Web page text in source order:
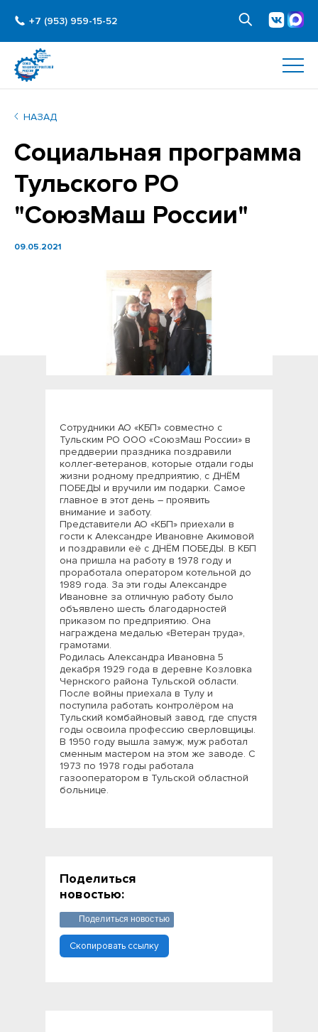
+7 (953) 959-15-52
НАЗАД
Социальная программа
Тульского РО
"СоюзМаш России"
09.05.2021
Сотрудники АО «КБП» совместно с
Тульским РО ООО «СоюзМаш России» в
преддверии праздника поздравили
коллег-ветеранов, которые отдали годы
жизни родному предприятию, с ДНЁМ
ПОБЕДЫ и вручили им подарки. Самое
главное в этот день – проявить
внимание и заботу.
Представители АО «КБП» приехали в
гости к Александре Ивановне Акимовой
и поздравили её с ДНЁМ ПОБЕДЫ. В КБП
она пришла на работу в 1978 году и
проработала оператором котельной до
1989 года. За эти годы Александре
Ивановне за отличную работу было
объявлено шесть благодарностей
приказом по предприятию. Она
награждена медалью «Ветеран труда»,
грамотами.
Родилась Александра Ивановна 5
декабря 1929 года в деревне Козловка
Чернского района Тульской области.
После войны приехала в Тулу и
поступила работать контролёром на
Тульский комбайновый завод, где спустя
годы освоила профессию сверловщицы.
В 1950 году вышла замуж, муж работал
сменным мастером на этом же заводе. С
1973 по 1978 годы работала
газооператором в Тульской областной
больнице.
Поделиться
новостью:
Поделиться новостью
Скопировать ссылку